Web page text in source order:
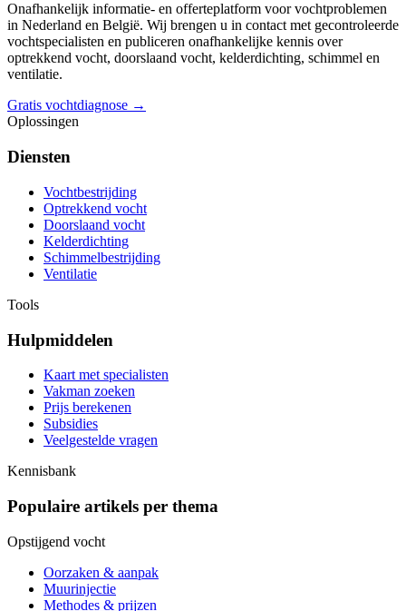
Onafhankelijk informatie- en offerteplatform voor vochtproblemen
in Nederland en België. Wij brengen u in contact met gecontroleerde
vochtspecialisten en publiceren onafhankelijke kennis over
optrekkend vocht, doorslaand vocht, kelderdichting, schimmel en
ventilatie.
Gratis vochtdiagnose →
Oplossingen
Diensten
Vochtbestrijding
Optrekkend vocht
Doorslaand vocht
Kelderdichting
Schimmelbestrijding
Ventilatie
Tools
Hulpmiddelen
Kaart met specialisten
Vakman zoeken
Prijs berekenen
Subsidies
Veelgestelde vragen
Kennisbank
Populaire artikels per thema
Opstijgend vocht
Oorzaken & aanpak
Muurinjectie
Methodes & prijzen